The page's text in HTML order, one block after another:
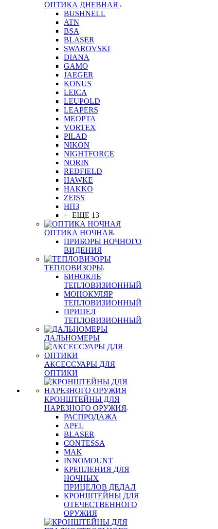
ОПТИКА ДНЕВНАЯ
BUSHNELL
ATN
BSA
BLASER
SWAROVSKI
DIANA
GAMO
JAEGER
KONUS
LEICA
LEUPOLD
LEAPERS
MEOPTA
VORTEX
PILAD
NIKON
NIGHTFORCE
NORIN
REDFIELD
HAWKE
HAKKO
ZEISS
НПЗ
+ ЕЩЕ 13
ОПТИКА НОЧНАЯ
ПРИБОРЫ НОЧНОГО
ВИДЕНИЯ
ТЕПЛОВИЗОРЫ
БИНОКЛЬ
ТЕПЛОВИЗИОННЫЙ
МОНОКУЛЯР
ТЕПЛОВИЗИОННЫЙ
ПРИЦЕЛ
ТЕПЛОВИЗИОННЫЙ
ДАЛЬНОМЕРЫ
АКСЕССУАРЫ ДЛЯ
ОПТИКИ
КРОНШТЕЙНЫ ДЛЯ
НАРЕЗНОГО ОРУЖИЯ
РАСПРОДАЖА
APEL
BLASER
CONTESSA
MAK
INNOMOUNT
КРЕПЛЕНИЯ ДЛЯ
НОЧНЫХ
ПРИЦЕЛОВ ДЕДАЛ
КРОНШТЕЙНЫ ДЛЯ
ОТЕЧЕСТВЕННОГО
ОРУЖИЯ